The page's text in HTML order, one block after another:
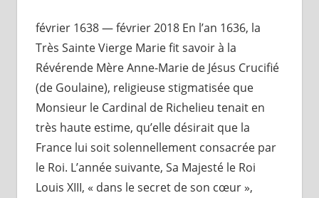
février 1638 — février 2018 En l’an 1636, la
Très Sainte Vierge Marie fit savoir à la
Révérende Mère Anne-Marie de Jésus Crucifié
(de Goulaine), religieuse stigmatisée que
Monsieur le Cardinal de Richelieu tenait en
très haute estime, qu’elle désirait que la
France lui soit solennellement consacrée par
le Roi. L’année suivante, Sa Majesté le Roi
Louis XIII, « dans le secret de son cœur »,